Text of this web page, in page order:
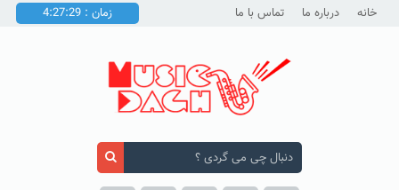
خانه درباره ما تماس با ما زمان : 4:27:30